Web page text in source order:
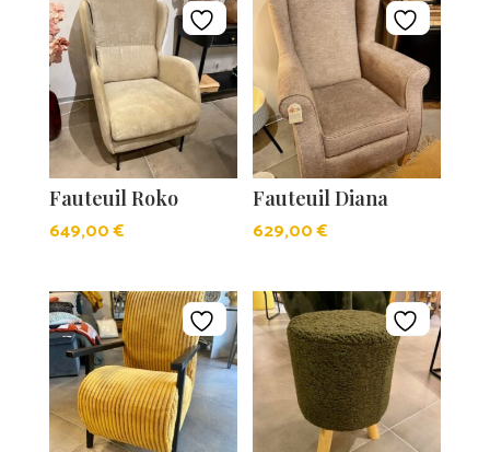
Fauteuil Roko
649,00€
Fauteuil Diana
629,00€